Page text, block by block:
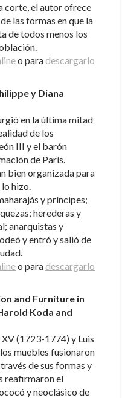
corte, el autor ofrece
las formas en que la
de todos menos los
o para descargarlo
y Diana
en la última mitad
de los
III y el barón
de París.
bien organizada para
hizo.
y príncipes;
herederas y
anarquistas y
y entró y salió de
o para descargarlo
and Furniture in
Koda and
(1723-1774) y Luis
muebles fusionaron
de sus formas y
reafirmaron el
y neoclásico de